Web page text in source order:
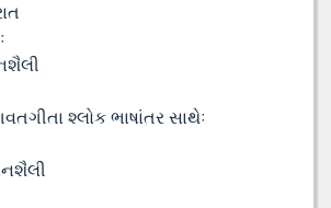
શ્લોક ભાષાંતર સાથેઃ